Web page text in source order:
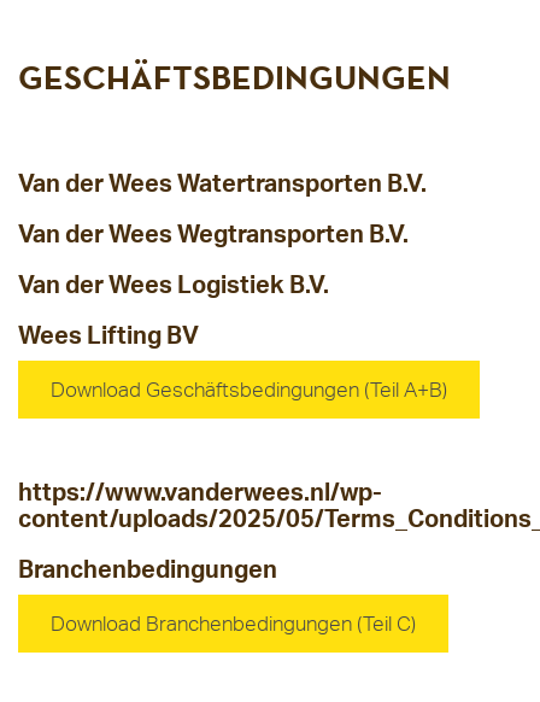
GESCHÄFTSBEDINGUNGEN
Van der Wees Watertransporten B.V.
Van der Wees Wegtransporten B.V.
Van der Wees Logistiek B.V.
Wees Lifting BV
Download Geschäftsbedingungen (Teil A+B)
https://www.vanderwees.nl/wp-
content/uploads/2025/05/
Branchenbedingungen
Download Branchenbedingungen (Teil C)